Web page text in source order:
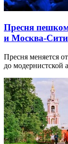
Пресня
и Москва-Сити
Пресня меняется
до модернистской